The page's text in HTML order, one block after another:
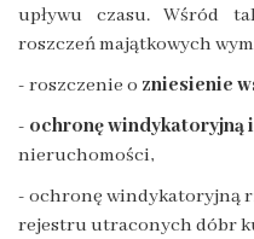
upływu czasu. Wśród
roszczeń majątkowych
- roszczenie o zniesienie
- ochronę windykatoryjną
nieruchomości,
- ochronę windykatoryjną
rejestru utraconych dóbr